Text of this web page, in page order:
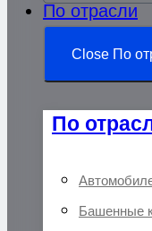
По отрасли
Close По
По
Башенные